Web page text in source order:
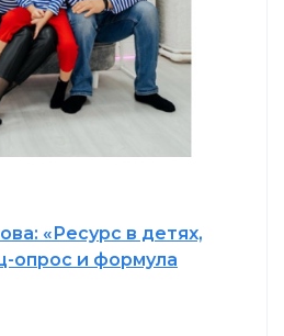
«Ресурс в детях,
опрос и формула